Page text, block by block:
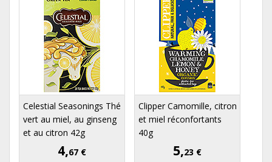
Celestial Seasonings Thé
vert au miel, au ginseng
et au citron 42g
4,67 €
Clipper Camomille, citron
et miel réconfortants
40g
5,23 €